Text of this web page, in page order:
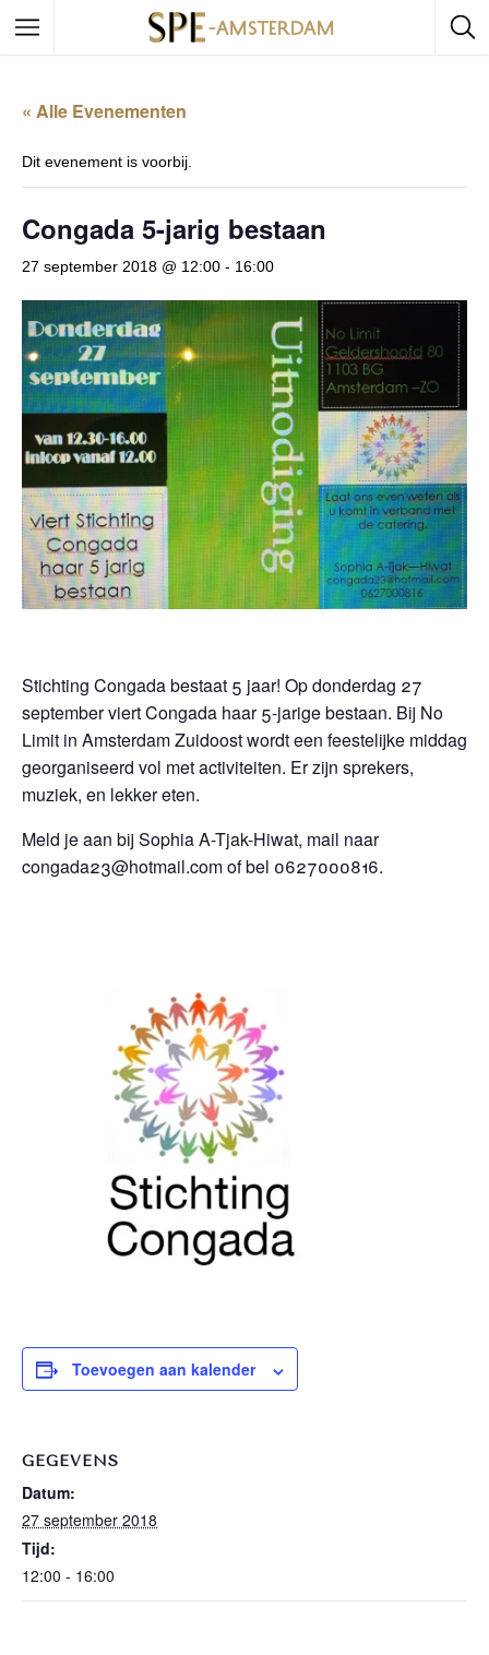
« Alle Evenementen
Dit evenement is voorbij.
Congada 5-jarig bestaan
27 september 2018 @ 12:00 - 16:00
Stichting Congada bestaat 5 jaar! Op donderdag 27
september viert Congada haar 5-jarige bestaan. Bij No
Limit in Amsterdam Zuidoost wordt een feestelijke middag
georganiseerd vol met activiteiten. Er zijn sprekers,
muziek, en lekker eten.
Meld je aan bij Sophia A-Tjak-Hiwat, mail naar
congada23@hotmail.com of bel 0627000816.
Toevoegen aan kalender
GEGEVENS
Datum:
27 september 2018
Tijd:
12:00 - 16:00